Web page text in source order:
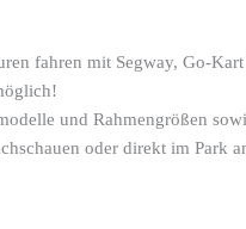
fahren mit Segway, Go-
und Rahmengrößen
oder direkt im Park